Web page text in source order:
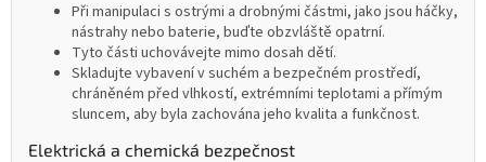
Při manipulaci s ostrými a drobnými částmi, jako jsou háčky,
nástrahy nebo baterie, buďte obzvláště opatrní.
Tyto části uchovávejte mimo dosah dětí.
Skladujte vybavení v suchém a bezpečném prostředí,
chráněném před vlhkostí, extrémními teplotami a přímým
sluncem, aby byla zachována jeho kvalita a funkčnost.
Elektrická a chemická bezpečnost